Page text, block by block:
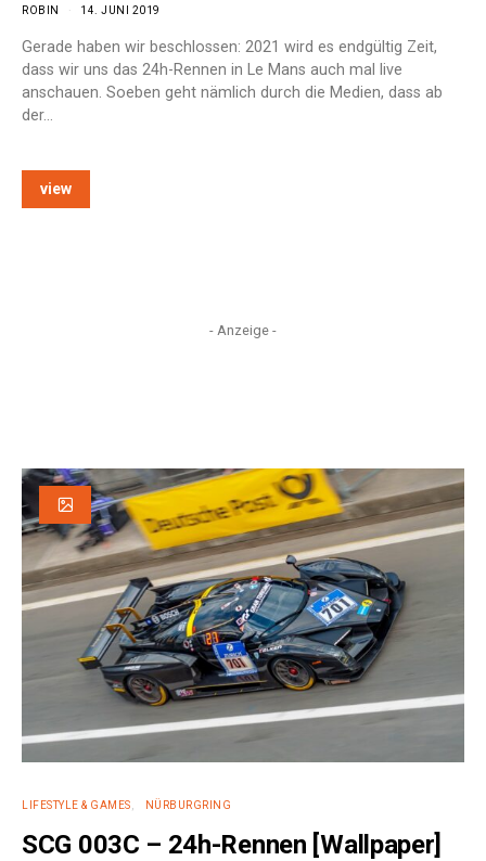
ROBIN 14. JUNI 2019
Gerade haben wir beschlossen: 2021 wird es endgültig Zeit,
dass wir uns das 24h-Rennen in Le Mans auch mal live
anschauen. Soeben geht nämlich durch die Medien, dass ab
der…
view
- Anzeige -
LIFESTYLE & GAMES NÜRBURGRING
SCG 003C – 24h-Rennen [Wallpaper]